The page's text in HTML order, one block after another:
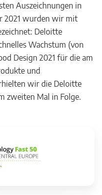
Auszeichnungen in
2021 wurden wir mit
Deloitte
Wachstum (von
Design 2021 für die am
und
wir die Deloitte
zweiten Mal in Folge.